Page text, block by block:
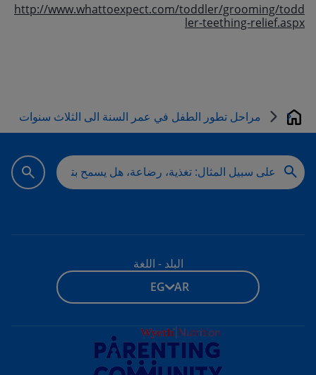
http://www.whattoexpect.com/toddler/grooming/todd
ler-teething-relief.aspx
Home مراحل تطور الطفل في عمر السنة الى الثلاث سنوات
البلد - اللغة
EG - AR